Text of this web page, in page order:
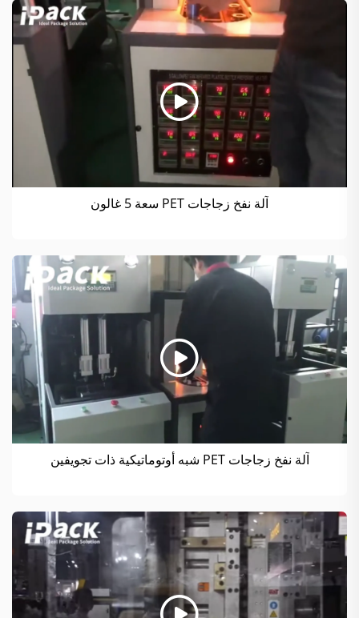
آلة نفخ زجاجات PET سعة 5 غالون
آلة نفخ زجاجات PET شبه أوتوماتيكية ذات تجويفين